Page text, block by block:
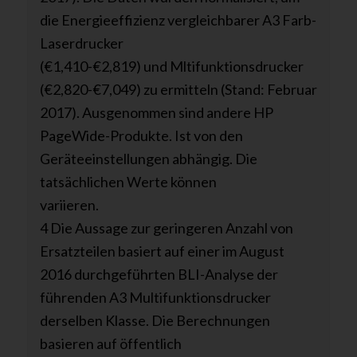
die Energieeffizienz vergleichbarer A3 Farb-
Laserdrucker
(€1,410-€2,819) und Mltifunktionsdrucker
(€2,820-€7,049) zu ermitteln (Stand: Februar
2017). Ausgenommen sind andere HP
PageWide-Produkte. Ist von den
Geräteeinstellungen abhängig. Die
tatsächlichen Werte können
variieren.
4 Die Aussage zur geringeren Anzahl von
Ersatzteilen basiert auf einer im August
2016 durchgeführten BLI-Analyse der
führenden A3 Multifunktionsdrucker
derselben Klasse. Die Berechnungen
basieren auf öffentlich